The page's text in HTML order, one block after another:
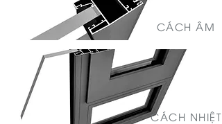
CÁCH ÂM
CÁCH NHIỆT